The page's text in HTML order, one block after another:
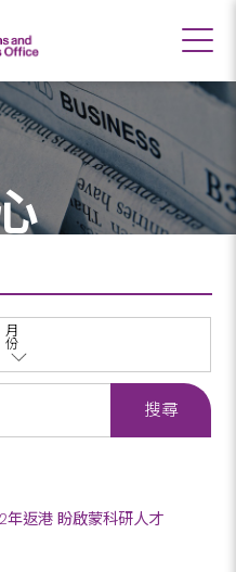
月
份
年返港 盼啟蒙科研人才